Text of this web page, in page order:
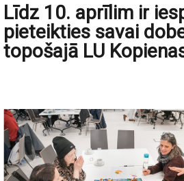
Līdz 10. aprīlim ir
pieteikties savai
topošajā LU